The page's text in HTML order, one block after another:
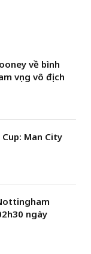
về bình
vọng vô địch
Man City
ngày